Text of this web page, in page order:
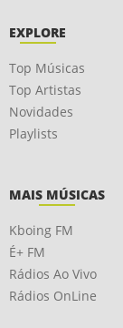
EXPLORE
Top Músicas
Top Artistas
Novidades
Playlists
MAIS MÚSICAS
Kboing FM
É+ FM
Rádios Ao Vivo
Rádios OnLine